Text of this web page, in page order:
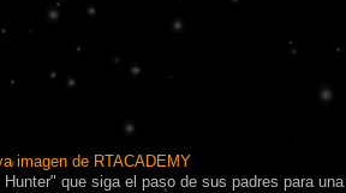
imagen de RTACADEMY
que siga el paso de sus padres para una